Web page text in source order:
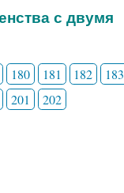
с двумя
180 181 182 183
201 202